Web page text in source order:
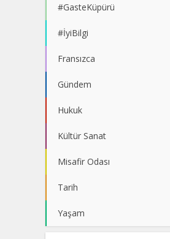
#GasteKüpürü
#İyiBilgi
Fransızca
Gündem
Hukuk
Kültür Sanat
Misafir Odası
Tarih
Yaşam